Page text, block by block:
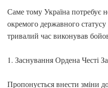
Саме тому Україна потребує
окремого державного статусу
тривалий час виконував
1. Заснування Ордена Честі
Пропонується внести зміни